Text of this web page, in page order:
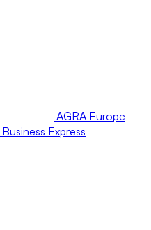
AGRA Europe
Business Express